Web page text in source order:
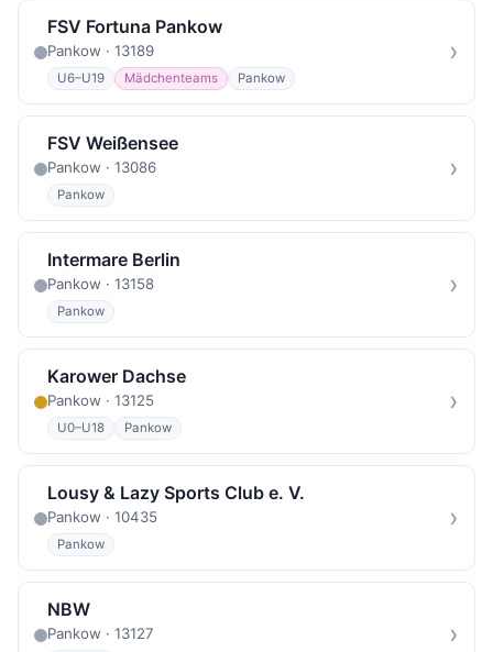
FSV Fortuna Pankow
Pankow · 13189
U6–U19 Mädchenteams Pankow
›
FSV Weißensee
Pankow · 13086
Pankow
›
Intermare Berlin
Pankow · 13158
Pankow
›
Karower Dachse
Pankow · 13125
U0–U18 Pankow
›
Lousy & Lazy Sports Club e. V.
Pankow · 10435
Pankow
›
NBW
Pankow · 13127 ›